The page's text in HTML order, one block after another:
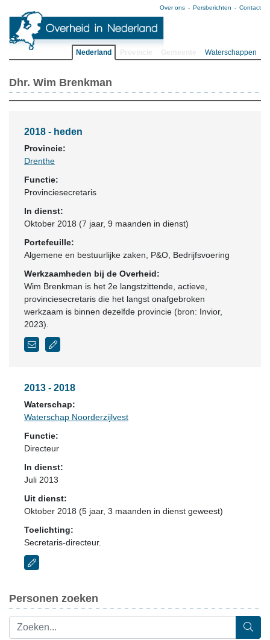
Over ons Persberichten Contact
Nederland Waterschappen
Dhr. Wim Brenkman
2018 - heden
Provincie:
Drenthe
Functie:
Provinciesecretaris
In dienst:
Oktober 2018 (7 jaar, 9 maanden in dienst)
Portefeuille:
Algemene en bestuurlijke zaken, P&O, Bedrijfsvoering
Werkzaamheden bij de Overheid:
Wim Brenkman is het 2e langstzittende, actieve,
provinciesecretaris die het langst onafgebroken
werkzaam is binnen dezelfde provincie (bron: Invior,
2023).
2013 - 2018
Waterschap:
Waterschap Noorderzijlvest
Functie:
Directeur
In dienst:
Juli 2013
Uit dienst:
Oktober 2018 (5 jaar, 3 maanden in dienst geweest)
Toelichting:
Secretaris-directeur.
Personen zoeken